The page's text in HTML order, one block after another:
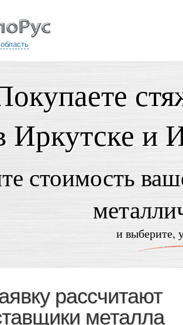
Иркутске и
стоимость
и выберите,
рассчитают
металла